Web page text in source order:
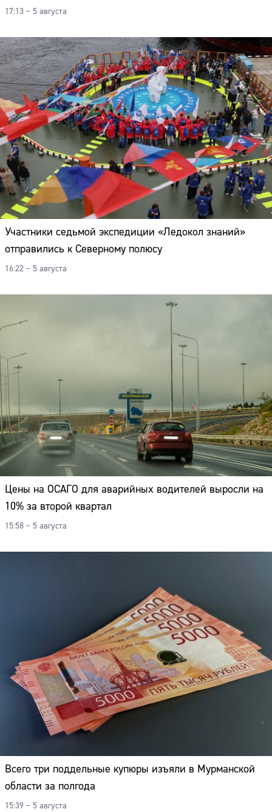
17:13 – 5 августа
Участники седьмой экспедиции «Ледокол знаний»
отправились к Северному полюсу
16:22 – 5 августа
Цены на ОСАГО для аварийных водителей выросли на
10% за второй квартал
15:58 – 5 августа
Всего три поддельные купюры изъяли в Мурманской
области за полгода
15:39 – 5 августа